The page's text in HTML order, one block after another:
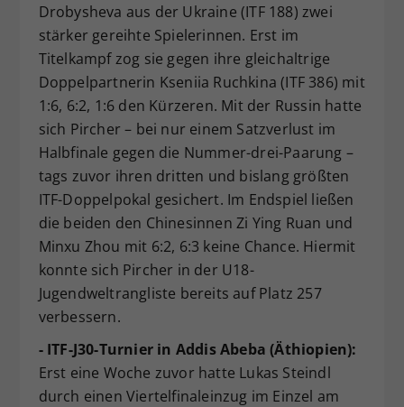
Drobysheva aus der Ukraine (ITF 188) zwei
stärker gereihte Spielerinnen. Erst im
Titelkampf zog sie gegen ihre gleichaltrige
Doppelpartnerin Kseniia Ruchkina (ITF 386) mit
1:6, 6:2, 1:6 den Kürzeren. Mit der Russin hatte
sich Pircher – bei nur einem Satzverlust im
Halbfinale gegen die Nummer-drei-Paarung –
tags zuvor ihren dritten und bislang größten
ITF-Doppelpokal gesichert. Im Endspiel ließen
die beiden den Chinesinnen Zi Ying Ruan und
Minxu Zhou mit 6:2, 6:3 keine Chance. Hiermit
konnte sich Pircher in der U18-
Jugendweltrangliste bereits auf Platz 257
verbessern.
- ITF-J30-Turnier in Addis Abeba (Äthiopien):
Erst eine Woche zuvor hatte Lukas Steindl
durch einen Viertelfinaleinzug im Einzel am